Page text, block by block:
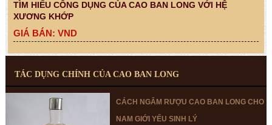
TÌM HIỂU CÔNG DỤNG CỦA CAO BAN LONG VỚI HỆ
XƯƠNG KHỚP
GIÁ BÁN: VND
TÁC DỤNG CHÍNH CỦA CAO BAN LONG
CÁCH NGÂM RƯỢU CAO BAN LONG CHO
NAM GIỚI YẾU SINH LÝ